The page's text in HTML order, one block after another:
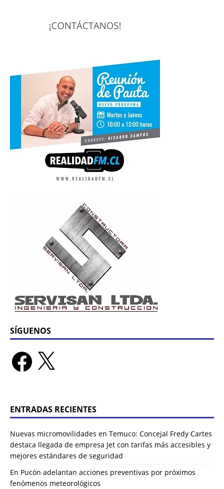
SÍGUENOS
ENTRADAS RECIENTES
Nuevas micromovilidades en Temuco: Concejal Fredy Cartes
destaca llegada de empresa Jet con tarifas más accesibles y
mejores estándares de seguridad
En Pucón adelantan acciones preventivas por próximos
fenómenos meteorológicos